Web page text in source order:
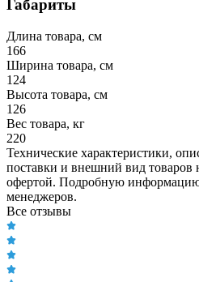
Габариты
Длина товара, см
166
Ширина товара, см
124
Высота товара, см
126
Вес товара, кг
220
Технические характеристики,
поставки и внешний вид товаров
офертой. Подробную
менеджеров.
Все отзывы